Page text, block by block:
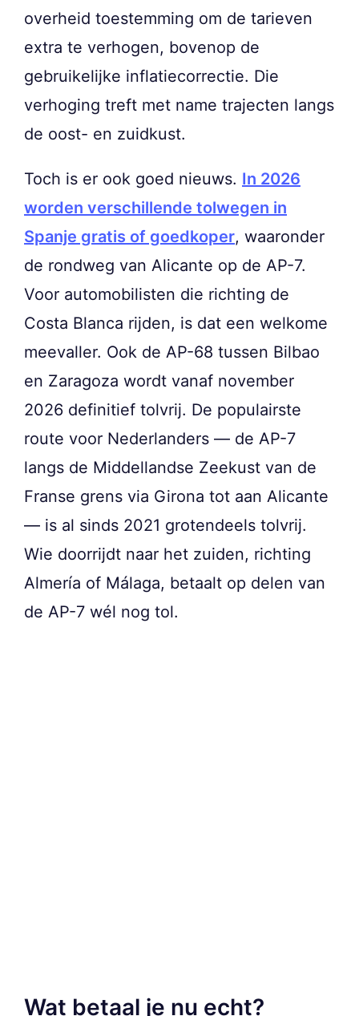
overheid toestemming om de tarieven
extra te verhogen, bovenop de
gebruikelijke inflatiecorrectie. Die
verhoging treft met name trajecten langs
de oost- en zuidkust.
Toch is er ook goed nieuws. In 2026
worden verschillende tolwegen in
Spanje gratis of goedkoper, waaronder
de rondweg van Alicante op de AP-7.
Voor automobilisten die richting de
Costa Blanca rijden, is dat een welkome
meevaller. Ook de AP-68 tussen Bilbao
en Zaragoza wordt vanaf november
2026 definitief tolvrij. De populairste
route voor Nederlanders — de AP-7
langs de Middellandse Zeekust van de
Franse grens via Girona tot aan Alicante
— is al sinds 2021 grotendeels tolvrij.
Wie doorrijdt naar het zuiden, richting
Almería of Málaga, betaalt op delen van
de AP-7 wél nog tol.
Wat betaal je nu echt?